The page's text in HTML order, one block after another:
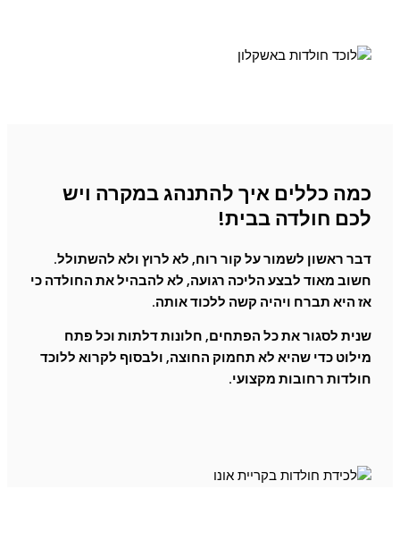
כמה כללים איך להתנהג במקרה ויש
לכם חולדה בבית!
דבר ראשון לשמור על קור רוח, לא לרוץ ולא להשתולל.
חשוב מאוד לבצע הליכה רגועה, לא להבהיל את החולדה כי
אז היא תברח ויהיה קשה ללכוד אותה.
שנית לסגור את כל הפתחים, חלונות דלתות וכל פתח
מילוט כדי שהיא לא תחמוק החוצה, ולבסוף לקרוא ללוכד
חולדות רחובות מקצועי.